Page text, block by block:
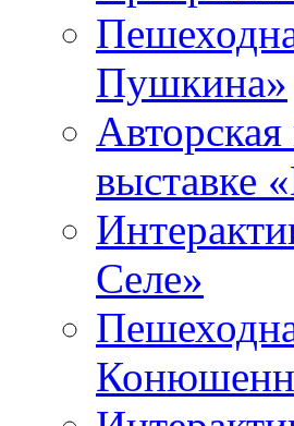
Пушкина»
выставке
Селе»